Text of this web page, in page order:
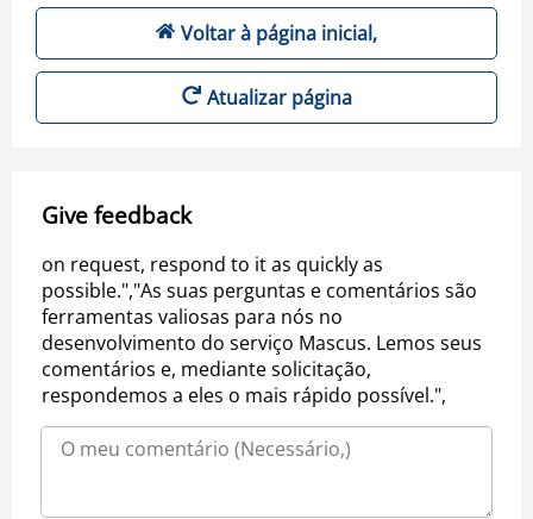
Voltar à página inicial,
Atualizar página
Give feedback
on request, respond to it as quickly as
possible.","As suas perguntas e comentários são
ferramentas valiosas para nós no
desenvolvimento do serviço Mascus. Lemos seus
comentários e, mediante solicitação,
respondemos a eles o mais rápido possível.",